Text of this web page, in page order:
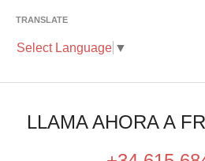
TRANSLATE
Select Language ▼
LLAMA AHORA A